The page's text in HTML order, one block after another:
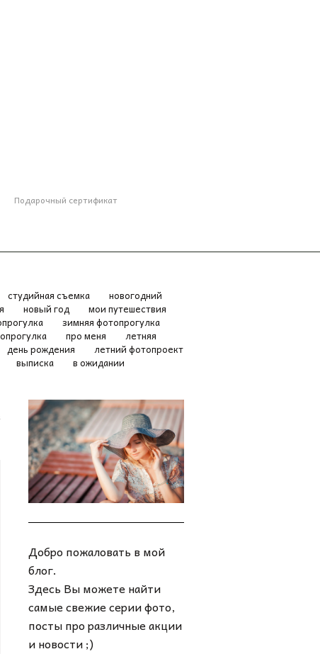
Подарочный сертификат
студийная съемка
новогодний
новый год
мои путешествия
зимняя фотопрогулка
про меня
летняя
день рождения
летний фотопроект
выписка в ожидании
Добро пожаловать в мой
блог.
Здесь Вы можете найти
самые свежие серии фото,
посты про различные акции
и новости ;)